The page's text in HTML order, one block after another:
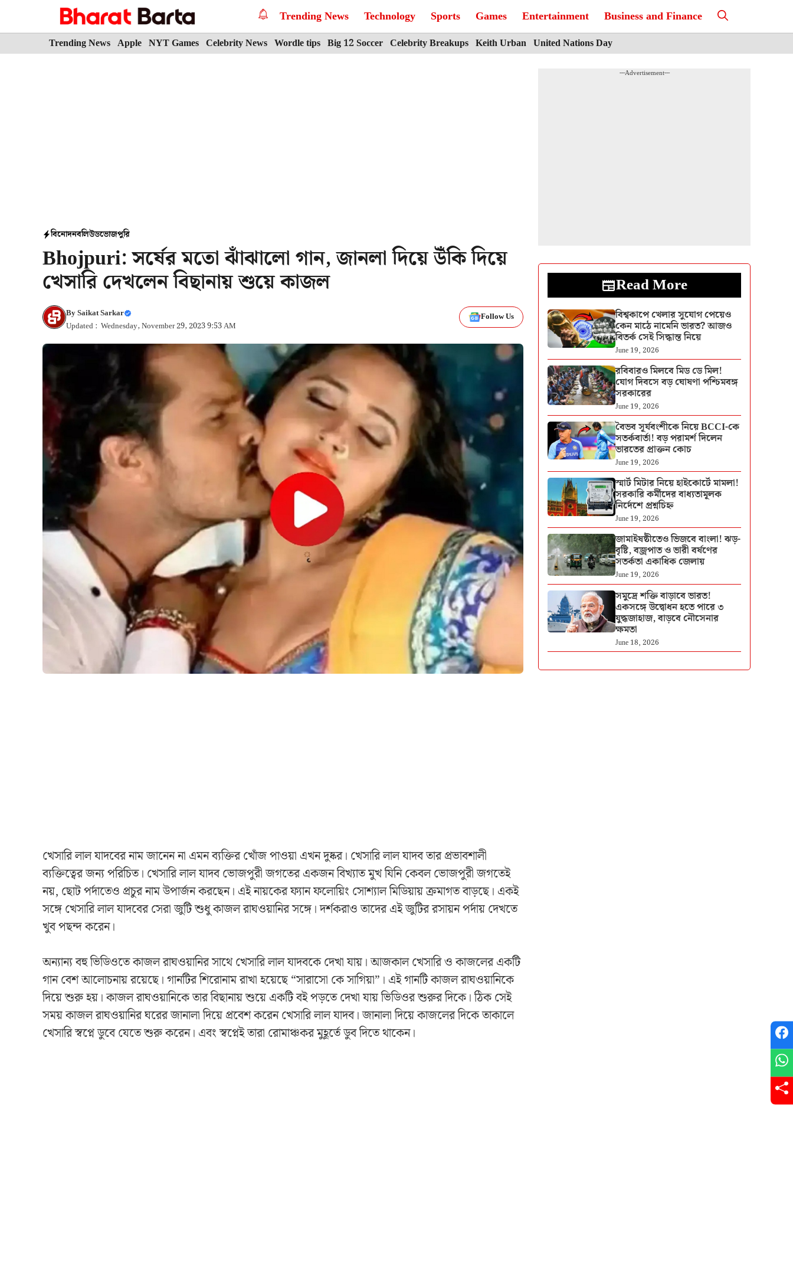
Trending News Technology Sports Games Entertainment Business and Finance
Trending News Apple NYT Games Celebrity News Wordle tips Big 12 Soccer Celebrity Breakups Keith Urban United Nations Day
বিনোদনবলিউডভোজপুরি
Bhojpuri: সর্ষের মতো ঝাঁঝালো গান, জানলা দিয়ে উঁকি দিয়ে
খেসারি দেখলেন বিছানায় শুয়ে কাজল
BySaikat Sarkar
Updated : Wednesday, November 29, 2023 9:53 AM
Follow Us
খেসারি লাল যাদবের নাম জানেন না এমন ব্যক্তির খোঁজ পাওয়া এখন দুষ্কর। খেসারি লাল যাদব তার প্রভাবশালী
ব্যক্তিত্বের জন্য পরিচিত। খেসারি লাল যাদব ভোজপুরী জগতের একজন বিখ্যাত মুখ যিনি কেবল ভোজপুরী জগতেই
নয়, ছোট পর্দাতেও প্রচুর নাম উপার্জন করছেন। এই নায়কের ফ্যান ফলোয়িং সোশ্যাল মিডিয়ায় ক্রমাগত বাড়ছে। একই
সঙ্গে খেসারি লাল যাদবের সেরা জুটি শুধু কাজল রাঘওয়ানির সঙ্গে। দর্শকরাও তাদের এই জুটির রসায়ন পর্দায় দেখতে
খুব পছন্দ করেন।
অন্যান্য বহু ভিডিওতে কাজল রাঘওয়ানির সাথে খেসারি লাল যাদবকে দেখা যায়। আজকাল খেসারি ও কাজলের একটি
গান বেশ আলোচনায় রয়েছে। গানটির শিরোনাম রাখা হয়েছে “সারাসো কে সাগিয়া”। এই গানটি কাজল রাঘওয়ানিকে
দিয়ে শুরু হয়। কাজল রাঘওয়ানিকে তার বিছানায় শুয়ে একটি বই পড়তে দেখা যায় ভিডিওর শুরুর দিকে। ঠিক সেই
সময় কাজল রাঘওয়ানির ঘরের জানালা দিয়ে প্রবেশ করেন খেসারি লাল যাদব। জানালা দিয়ে কাজলের দিকে তাকালে
খেসারি স্বপ্নে ডুবে যেতে শুরু করেন। এবং স্বপ্নেই তারা রোমাঞ্চকর মুহূর্তে ডুব দিতে থাকেন।
---Advertisement---
Read More
বিশ্বকাপে খেলার সুযোগ পেয়েও
কেন মাঠে নামেনি ভারত? আজও
বিতর্ক সেই সিদ্ধান্ত নিয়ে
June 19, 2026
রবিবারও মিলবে মিড ডে মিল!
যোগ দিবসে বড় ঘোষণা পশ্চিমবঙ্গ
সরকারের
June 19, 2026
বৈভব সূর্যবংশীকে নিয়ে BCCI-কে
সতর্কবার্তা! বড় পরামর্শ দিলেন
ভারতের প্রাক্তন কোচ
June 19, 2026
স্মার্ট মিটার নিয়ে হাইকোর্টে মামলা!
সরকারি কর্মীদের বাধ্যতামূলক
নির্দেশে প্রশ্নচিহ্ন
June 19, 2026
জামাইষষ্ঠীতেও ভিজবে বাংলা! ঝড়-
বৃষ্টি, বজ্রপাত ও ভারী বর্ষণের
সতর্কতা একাধিক জেলায়
June 19, 2026
সমুদ্রে শক্তি বাড়াবে ভারত!
একসঙ্গে উদ্বোধন হতে পারে ৩
যুদ্ধজাহাজ, বাড়বে নৌসেনার
ক্ষমতা
June 18, 2026